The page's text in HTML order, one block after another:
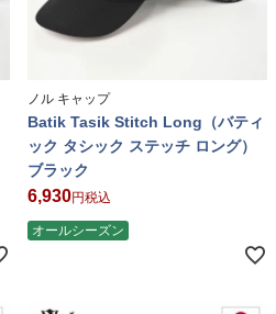
ノル キャップ
Batik Tasik Stitch Long（バティ
ック タシック ステッチ ロング）
ブラック
6,930 税込
オールシーズン